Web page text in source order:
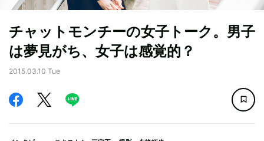
チャットモンチーの女子トーク。男子
は夢見がち、女子は感覚的？
2015.03.10 Tue